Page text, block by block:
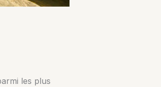
les plus